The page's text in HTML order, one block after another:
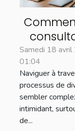
initiale
clarifier
Samedi 18
01:04
Naviguer à
processus de
sembler
intimidant,
de...